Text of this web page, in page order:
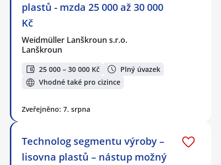
plastů - mzda 25 000 až 30 000
Kč
Weidmüller Lanškroun s.r.o.
Lanškroun
25 000 – 30 000 Kč
Plný úvazek
Vhodné také pro cizince
Zveřejněno: 7. srpna
Technolog segmentu výroby –
lisovna plastů – nástup možný